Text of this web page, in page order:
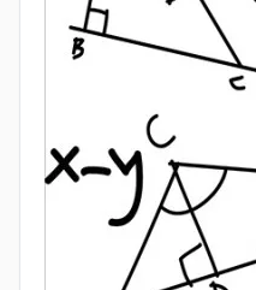
Геометрическая
for-schoolchildren-
Автор: Александра
Неравенства,
Пример 2 Дополнительно
Автор: Александра